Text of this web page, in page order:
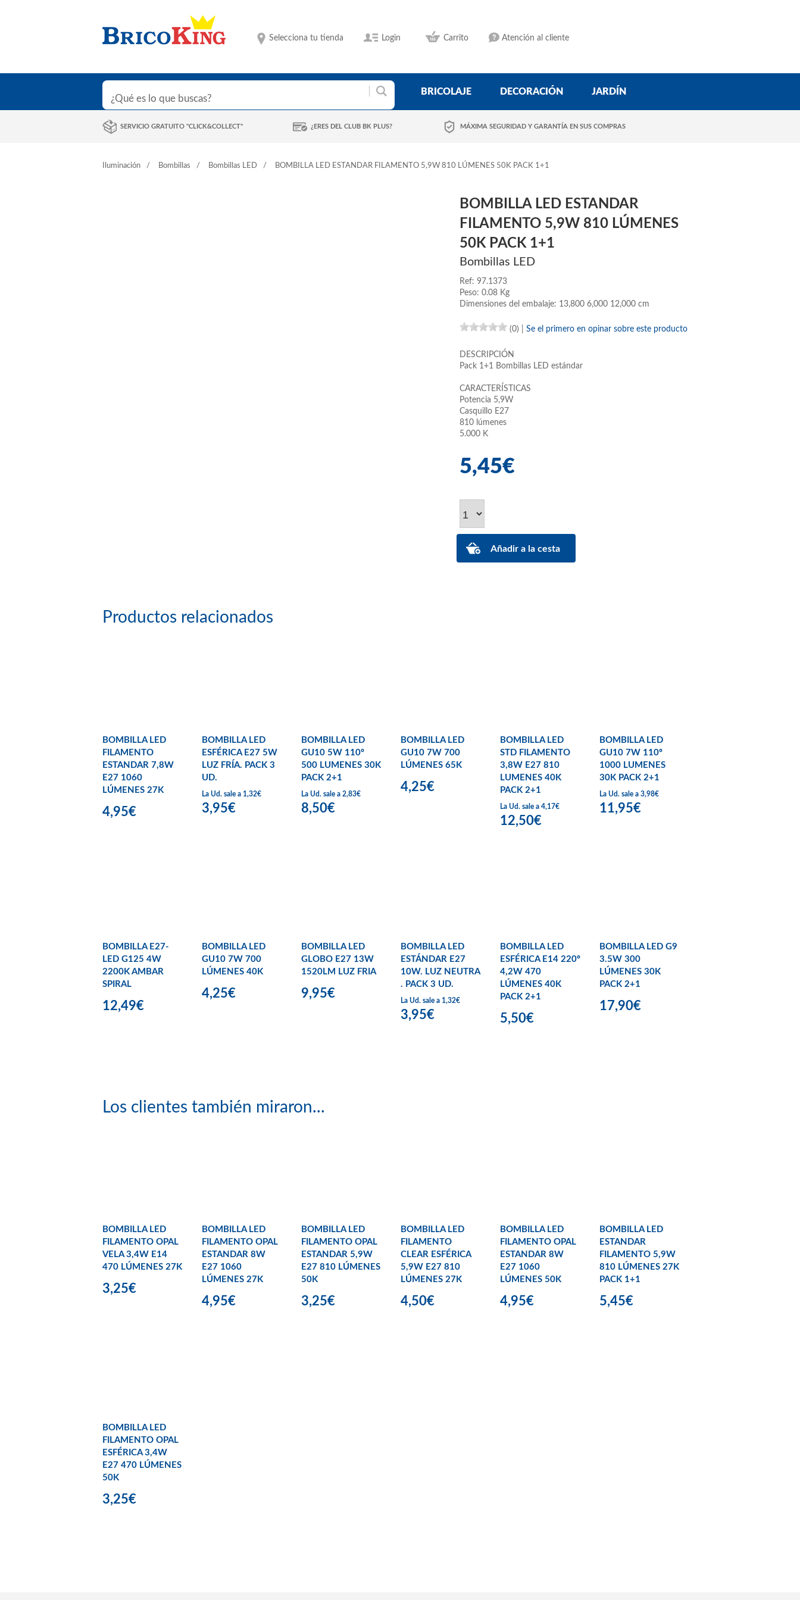
Selecciona tu tienda Login Carrito Atención al cliente
BRICOLAJE DECORACIÓN JARDÍN
SERVICIO GRATUITO "CLICK&COLLECT" ¿ERES DEL CLUB BK PLUS? MÁXIMA SEGURIDAD Y GARANTÍA EN SUS COMPRAS
Iluminación Bombillas Bombillas LED BOMBILLA LED ESTANDAR FILAMENTO 5,9W 810 LÚMENES 50K PACK 1+1
BOMBILLA LED ESTANDAR
FILAMENTO 5,9W 810 LÚMENES
50K PACK 1+1
Bombillas LED
Ref: 97.1373
Peso: 0.08 Kg
Dimensiones del embalaje: 13,800 6,000 12,000 cm
(0) Se el primero en opinar sobre este producto
DESCRIPCIÓN
Pack 1+1 Bombillas LED estándar
CARACTERÍSTICAS
Potencia 5,9W
Casquillo E27
810 lúmenes
5.000 K
5,45€
Productos relacionados
BOMBILLA LED
FILAMENTO
ESTANDAR 7,8W
E27 1060
LÚMENES 27K
4,95€
BOMBILLA LED
ESFÉRICA E27 5W
LUZ FRÍA. PACK 3
UD.
La Ud. sale a 1,32€
3,95€
BOMBILLA LED
GU10 5W 110º
500 LUMENES 30K
PACK 2+1
La Ud. sale a 2,83€
8,50€
BOMBILLA LED
GU10 7W 700
LÚMENES 65K
4,25€
BOMBILLA LED
STD FILAMENTO
3,8W E27 810
LUMENES 40K
PACK 2+1
La Ud. sale a 4,17€
12,50€
BOMBILLA LED
GU10 7W 110º
1000 LUMENES
30K PACK 2+1
La Ud. sale a 3,98€
11,95€
BOMBILLA E27-
LED G125 4W
2200K AMBAR
SPIRAL
12,49€
BOMBILLA LED
GU10 7W 700
LÚMENES 40K
4,25€
BOMBILLA LED
GLOBO E27 13W
1520LM LUZ FRIA
9,95€
BOMBILLA LED
ESTÁNDAR E27
10W. LUZ NEUTRA
. PACK 3 UD.
La Ud. sale a 1,32€
3,95€
BOMBILLA LED
ESFÉRICA E14 220º
4,2W 470
LÚMENES 40K
PACK 2+1
5,50€
BOMBILLA LED G9
3.5W 300
LÚMENES 30K
PACK 2+1
17,90€
Los clientes también miraron...
BOMBILLA LED
FILAMENTO OPAL
VELA 3,4W E14
470 LÚMENES 27K
3,25€
BOMBILLA LED
FILAMENTO OPAL
ESTANDAR 8W
E27 1060
LÚMENES 27K
4,95€
BOMBILLA LED
FILAMENTO OPAL
ESTANDAR 5,9W
E27 810 LÚMENES
50K
3,25€
BOMBILLA LED
FILAMENTO
CLEAR ESFÉRICA
5,9W E27 810
LÚMENES 27K
4,50€
BOMBILLA LED
FILAMENTO OPAL
ESTANDAR 8W
E27 1060
LÚMENES 50K
4,95€
BOMBILLA LED
ESTANDAR
FILAMENTO 5,9W
810 LÚMENES 27K
PACK 1+1
5,45€
BOMBILLA LED
FILAMENTO OPAL
ESFÉRICA 3,4W
E27 470 LÚMENES
50K
3,25€